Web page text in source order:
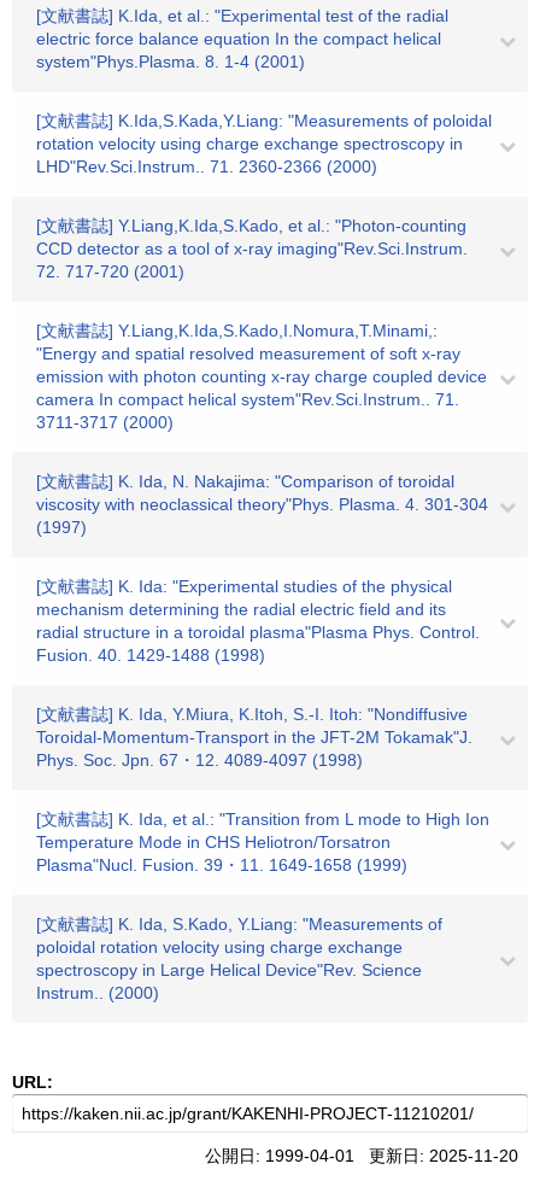
[文献書誌] K.Ida, et al.: "Experimental test of the radial
electric force balance equation In the compact helical
system"Phys.Plasma. 8. 1-4 (2001)
[文献書誌] K.Ida,S.Kada,Y.Liang: "Measurements of poloidal
rotation velocity using charge exchange spectroscopy in
LHD"Rev.Sci.Instrum.. 71. 2360-2366 (2000)
[文献書誌] Y.Liang,K.Ida,S.Kado, et al.: "Photon-counting
CCD detector as a tool of x-ray imaging"Rev.Sci.Instrum.
72. 717-720 (2001)
[文献書誌] Y.Liang,K.Ida,S.Kado,I.Nomura,T.Minami,:
"Energy and spatial resolved measurement of soft x-ray
emission with photon counting x-ray charge coupled device
camera In compact helical system"Rev.Sci.Instrum.. 71.
3711-3717 (2000)
[文献書誌] K. Ida, N. Nakajima: "Comparison of toroidal
viscosity with neoclassical theory"Phys. Plasma. 4. 301-304
(1997)
[文献書誌] K. Ida: "Experimental studies of the physical
mechanism determining the radial electric field and its
radial structure in a toroidal plasma"Plasma Phys. Control.
Fusion. 40. 1429-1488 (1998)
[文献書誌] K. Ida, Y.Miura, K.Itoh, S.-I. Itoh: "Nondiffusive
Toroidal-Momentum-Transport in the JFT-2M Tokamak"J.
Phys. Soc. Jpn. 67・12. 4089-4097 (1998)
[文献書誌] K. Ida, et al.: "Transition from L mode to High Ion
Temperature Mode in CHS Heliotron/Torsatron
Plasma"Nucl. Fusion. 39・11. 1649-1658 (1999)
[文献書誌] K. Ida, S.Kado, Y.Liang: "Measurements of
poloidal rotation velocity using charge exchange
spectroscopy in Large Helical Device"Rev. Science
Instrum.. (2000)
URL:
公開日: 1999-04-01 更新日: 2025-11-20